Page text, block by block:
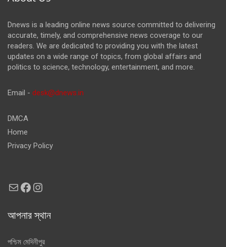
Dnews is a leading online news source committed to delivering
accurate, timely, and comprehensive news coverage to our
readers. We are dedicated to providing you with the latest
updates on a wide range of topics, from global affairs and
politics to science, technology, entertainment, and more.
Email - desk@dnews.in
DMCA
Home
Privacy Policy
MailFacebook
Instagram
আপনার স্থান
পশ্চিম মেদিনীপুর